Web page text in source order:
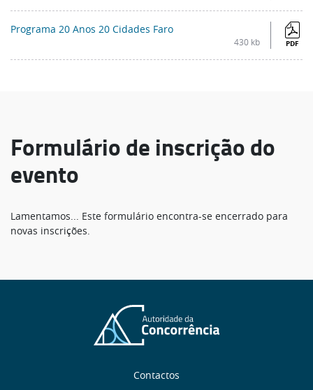
Programa 20 Anos 20 Cidades Faro
430 kb PDF
Formulário de inscrição do
evento
Mensagem
estado
Lamentamos... Este formulário encontra-se encerrado para
novas inscrições.
Contactos